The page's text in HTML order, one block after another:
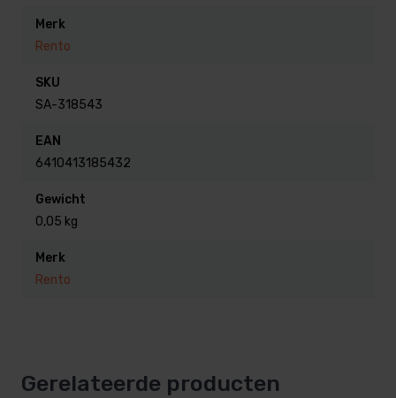
Merk
Rento
SKU
SA-318543
EAN
6410413185432
Gewicht
0,05 kg
Merk
Rento
Gerelateerde producten